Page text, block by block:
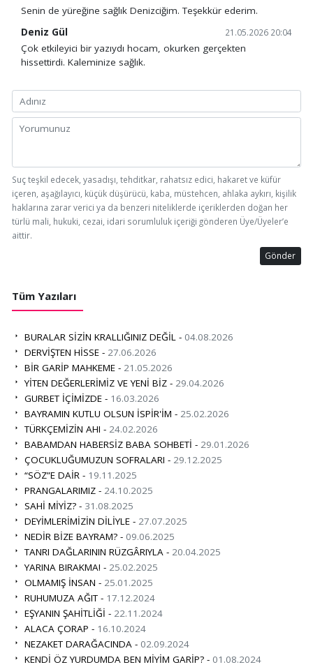
Senin de yüreğine sağlık Denizciğim. Teşekkür ederim.
Deniz Gül
21.05.2026 20:04
Çok etkileyici bir yazıydı hocam, okurken gerçekten
hissettirdi. Kaleminize sağlık.
Suç teşkil edecek, yasadışı, tehditkar, rahatsız edici, hakaret ve küfür
içeren, aşağılayıcı, küçük düşürücü, kaba, müstehcen, ahlaka aykırı, kişilik
haklarına zarar verici ya da benzeri niteliklerde içeriklerden doğan her
türlü mali, hukuki, cezai, idari sorumluluk içeriği gönderen Üye/Üyeler’e
aittir.
Gönder
Tüm Yazıları
BURALAR SİZİN KRALLIĞINIZ DEĞİL - 04.08.2026
DERVİŞTEN HİSSE - 27.06.2026
BİR GARİP MAHKEME - 21.05.2026
YİTEN DEĞERLERİMİZ VE YENİ BİZ - 29.04.2026
GURBET İÇİMİZDE - 16.03.2026
BAYRAMIN KUTLU OLSUN İSPİR'İM - 25.02.2026
TÜRKÇEMİZİN AHI - 24.02.2026
BABAMDAN HABERSİZ BABA SOHBETİ - 29.01.2026
ÇOCUKLUĞUMUZUN SOFRALARI - 29.12.2025
“SÖZ”E DAİR - 19.11.2025
PRANGALARIMIZ - 24.10.2025
SAHİ MİYİZ? - 31.08.2025
DEYİMLERİMİZİN DİLİYLE - 27.07.2025
NEDİR BİZE BAYRAM? - 09.06.2025
TANRI DAĞLARININ RÜZGÂRIYLA - 20.04.2025
YARINA BIRAKMA! - 25.02.2025
OLMAMIŞ İNSAN - 25.01.2025
RUHUMUZA AĞIT - 17.12.2024
EŞYANIN ŞAHİTLİĞİ - 22.11.2024
ALACA ÇORAP - 16.10.2024
NEZAKET DARAĞACINDA - 02.09.2024
KENDİ ÖZ YURDUMDA BEN MİYİM GARİP? - 01.08.2024